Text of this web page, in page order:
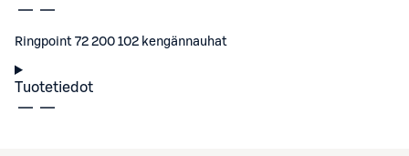
Ringpoint 72 200 102 kengännauhat
Tuotetiedot